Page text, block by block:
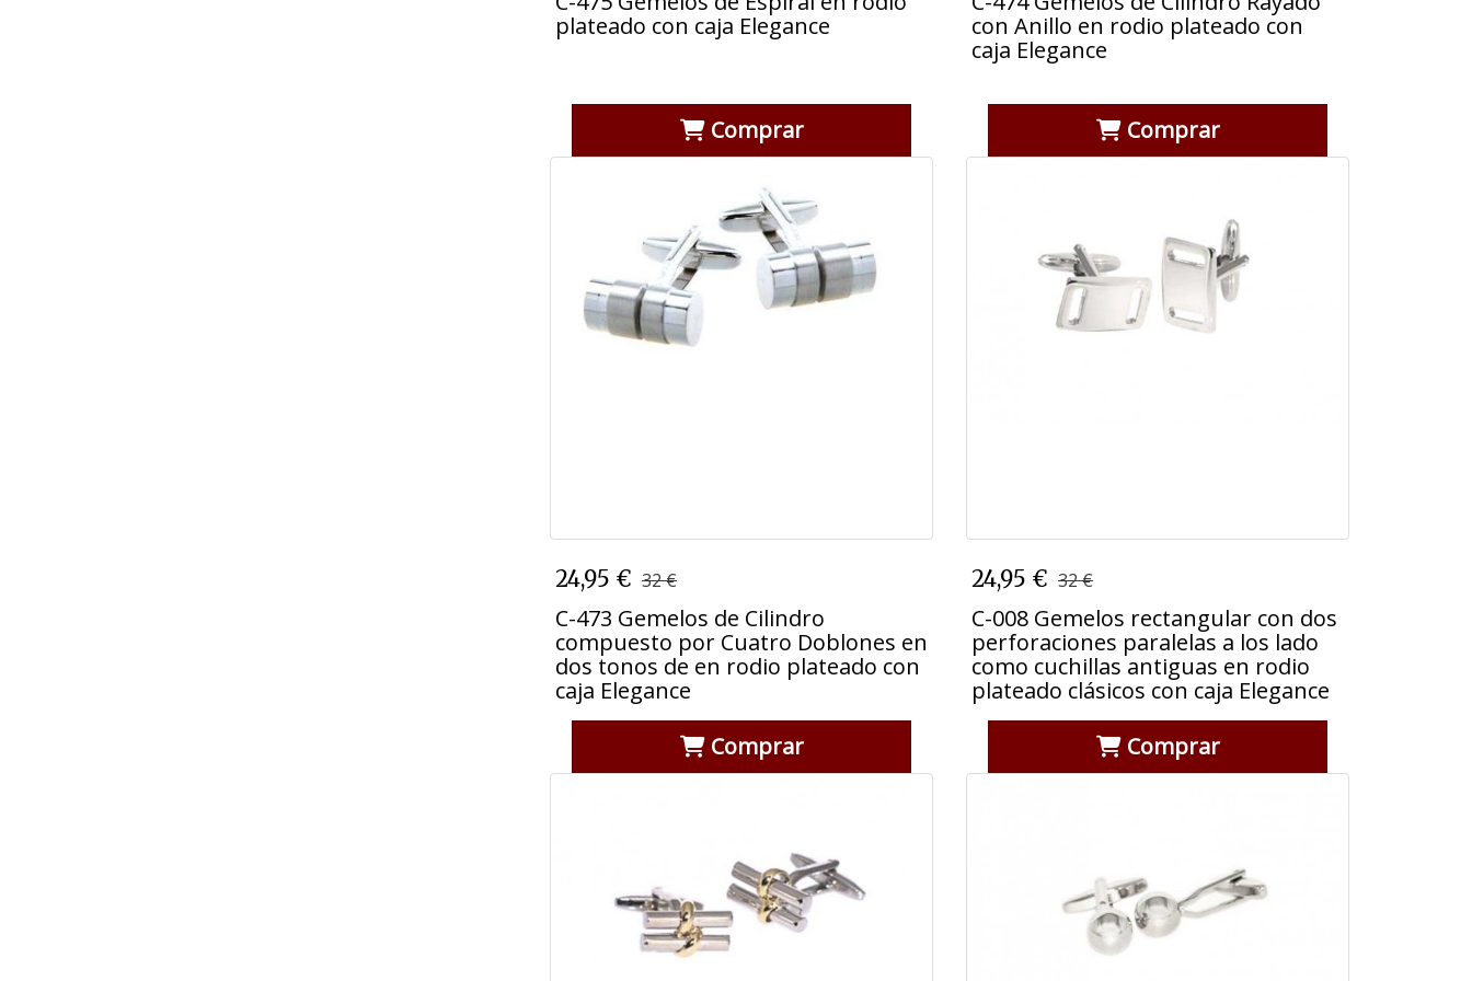
plateado con caja Elegance
Comprar
con Anillo en rodio plateado con
caja Elegance
Comprar
C-473 Gemelos de Cilindro
compuesto por Cuatro Doblones
en dos tonos de en rodio plateado
con caja Elegance
24,95 € 32 €
C-473 Gemelos de Cilindro
compuesto por Cuatro Doblones en
dos tonos de en rodio plateado con
caja Elegance
Comprar
C-008 Gemelos rectangular con dos
perforaciones paralelas a los lado
como cuchillas antiguas en rodio
plateado clásicos con caja Elegance
24,95 € 32 €
C-008 Gemelos rectangular con dos
perforaciones paralelas a los lado
como cuchillas antiguas en rodio
plateado clásicos con caja Elegance
Comprar